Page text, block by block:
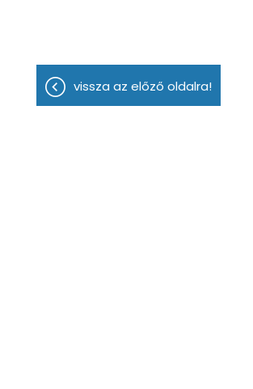
vissza az előző oldalra!